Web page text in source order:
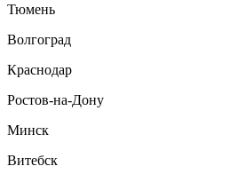
Тюмень
Волгоград
Краснодар
Ростов-на-Дону
Минск
Витебск